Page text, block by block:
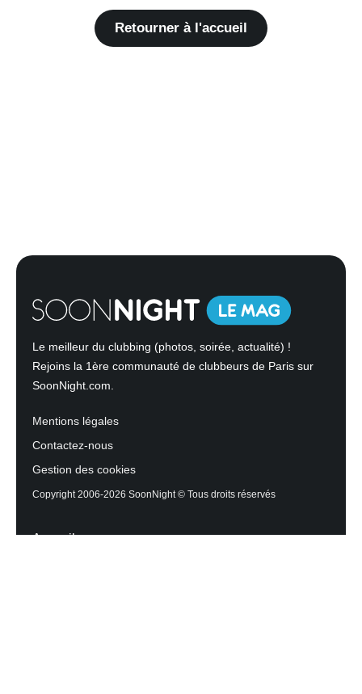
Retourner à l'accueil
Le meilleur du clubbing (photos, soirée, actualité) !
Rejoins la 1ère communauté de clubbeurs de Paris sur
SoonNight.com.
Mentions légales
Contactez-nous
Gestion des cookies
Copyright 2006-2026 SoonNight © Tous droits réservés
Accueil